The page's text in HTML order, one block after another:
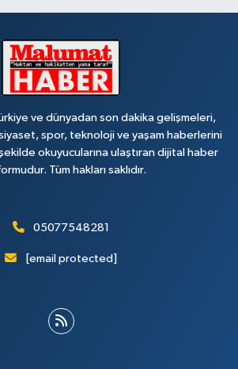
ve dünyadan son dakika gelişmeleri,
spor, teknoloji ve yaşam haberlerini
şekilde okuyucularına ulaştıran dijital haber
Tüm hakları saklıdır.
05077548281
[email protected]